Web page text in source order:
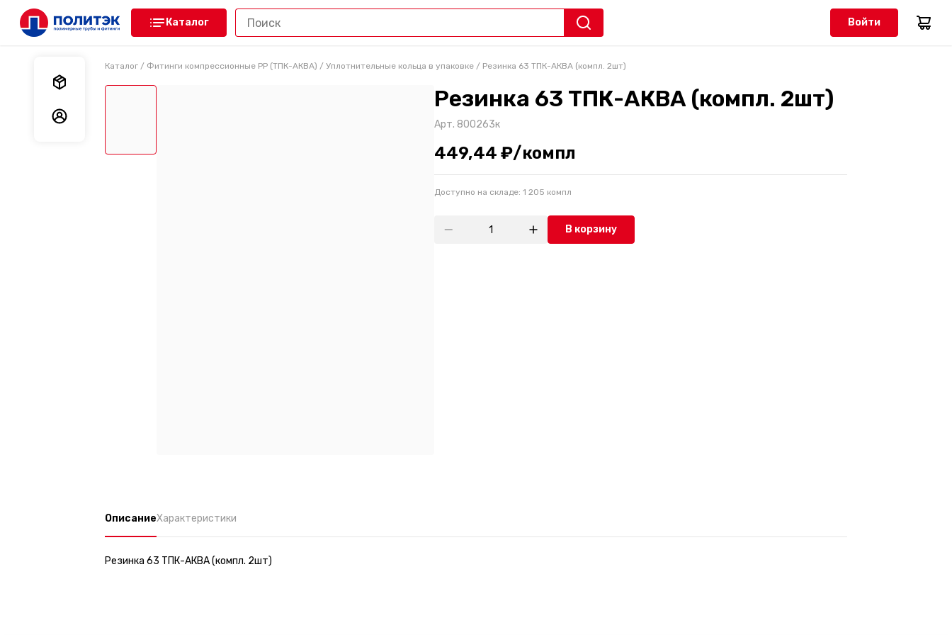
Каталог Войти
Каталог / Фитинги компрессионные PP (ТПК-АКВА) / Уплотнительные кольца в упаковке / Резинка 63 ТПК-АКВА (компл. 2шт)
Резинка 63 ТПК-АКВА (компл. 2шт)
Арт. 800263к
449,44 ₽/компл
Доступно на складе: 1 205 компл
В корзину
ОписаниеХарактеристики
Резинка 63 ТПК-АКВА (компл. 2шт)